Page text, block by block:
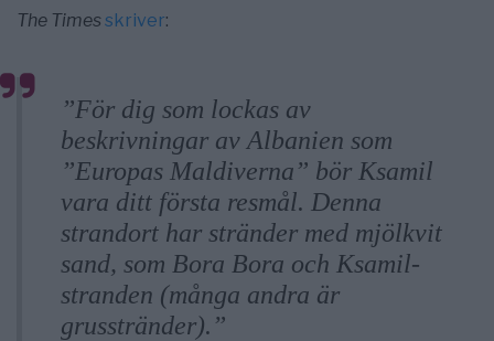
The Timesskriver:
”För dig som lockas av
beskrivningar av Albanien som
”Europas Maldiverna” bör Ksamil
vara ditt första resmål. Denna
strandort har stränder med mjölkvit
sand, som Bora Bora och Ksamil-
stranden (många andra är
grusstränder).”